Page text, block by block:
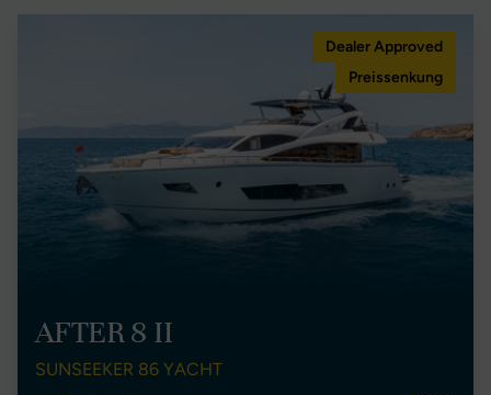
Dealer Approved
Preissenkung
AFTER 8 II
SUNSEEKER 86 YACHT